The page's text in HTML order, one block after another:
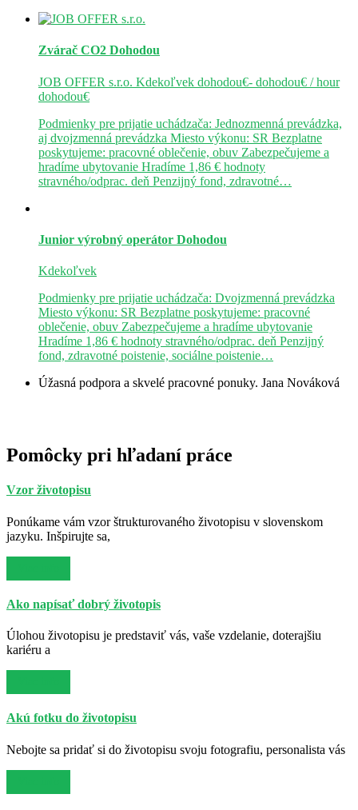
Zvárač CO2 Dohodou
JOB OFFER s.r.o. Kdekoľvek dohodou€- dohodou€ / hour
dohodou€
Podmienky pre prijatie uchádzača: Jednozmenná prevádzka,
aj dvojzmenná prevádzka Miesto výkonu: SR Bezplatne
poskytujeme: pracovné oblečenie, obuv Zabezpečujeme a
hradíme ubytovanie Hradíme 1,86 € hodnoty
stravného/odprac. deň Penzijný fond, zdravotné…
Junior výrobný operátor Dohodou
Kdekoľvek
Podmienky pre prijatie uchádzača: Dvojzmenná prevádzka
Miesto výkonu: SR Bezplatne poskytujeme: pracovné
oblečenie, obuv Zabezpečujeme a hradíme ubytovanie
Hradíme 1,86 € hodnoty stravného/odprac. deň Penzijný
fond, zdravotné poistenie, sociálne poistenie…
Úžasná podpora a skvelé pracovné ponuky. Jana Nováková
Pomôcky pri hľadaní práce
Vzor životopisu
Ponúkame vám vzor štrukturovaného životopisu v slovenskom
jazyku. Inšpirujte sa,
Ako napísať dobrý životopis
Úlohou životopisu je predstaviť vás, vaše vzdelanie, doterajšiu
kariéru a
Akú fotku do životopisu
Nebojte sa pridať si do životopisu svoju fotografiu, personalista vás